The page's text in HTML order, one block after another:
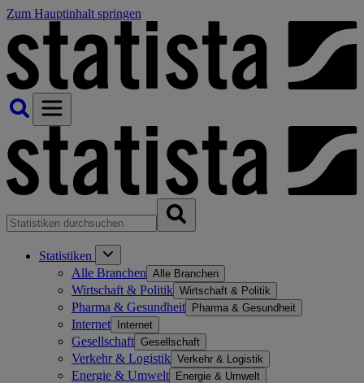
Zum Hauptinhalt springen
Statistiken
Alle Branchen Alle Branchen
Wirtschaft & Politik Wirtschaft & Politik
Pharma & Gesundheit Pharma & Gesundheit
Internet Internet
Gesellschaft Gesellschaft
Verkehr & Logistik Verkehr & Logistik
Energie & Umwelt Energie & Umwelt